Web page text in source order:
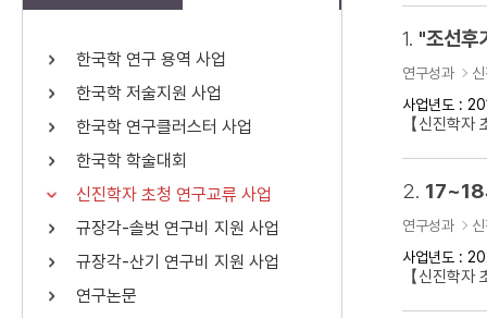
검색 연산자 사용안내
연산자
AND
OR 정조 OR 정약용 “정조” 또는 “
료를 검색
한국학 연구 용역 사업
한국학 저술지원 사업
한국학 연구클러스터 사업
한국학 학술대회
신진학자 초청 연구교류 사업
규장각-솔벗 연구비 지원 사업
규장각-산기 연구비 지원 사업
연구논문
1.
연구성과
사업년도 :
【신진학
2. 17~18
연구성과
사업년도 :
【신진학